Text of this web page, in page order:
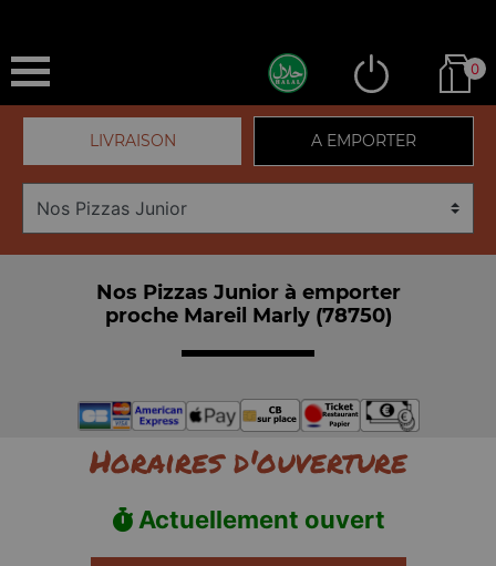
0
LIVRAISON A EMPORTER
Nos Pizzas Junior à emporter
proche Mareil Marly (78750)
Horaires d'ouverture
Actuellement ouvert